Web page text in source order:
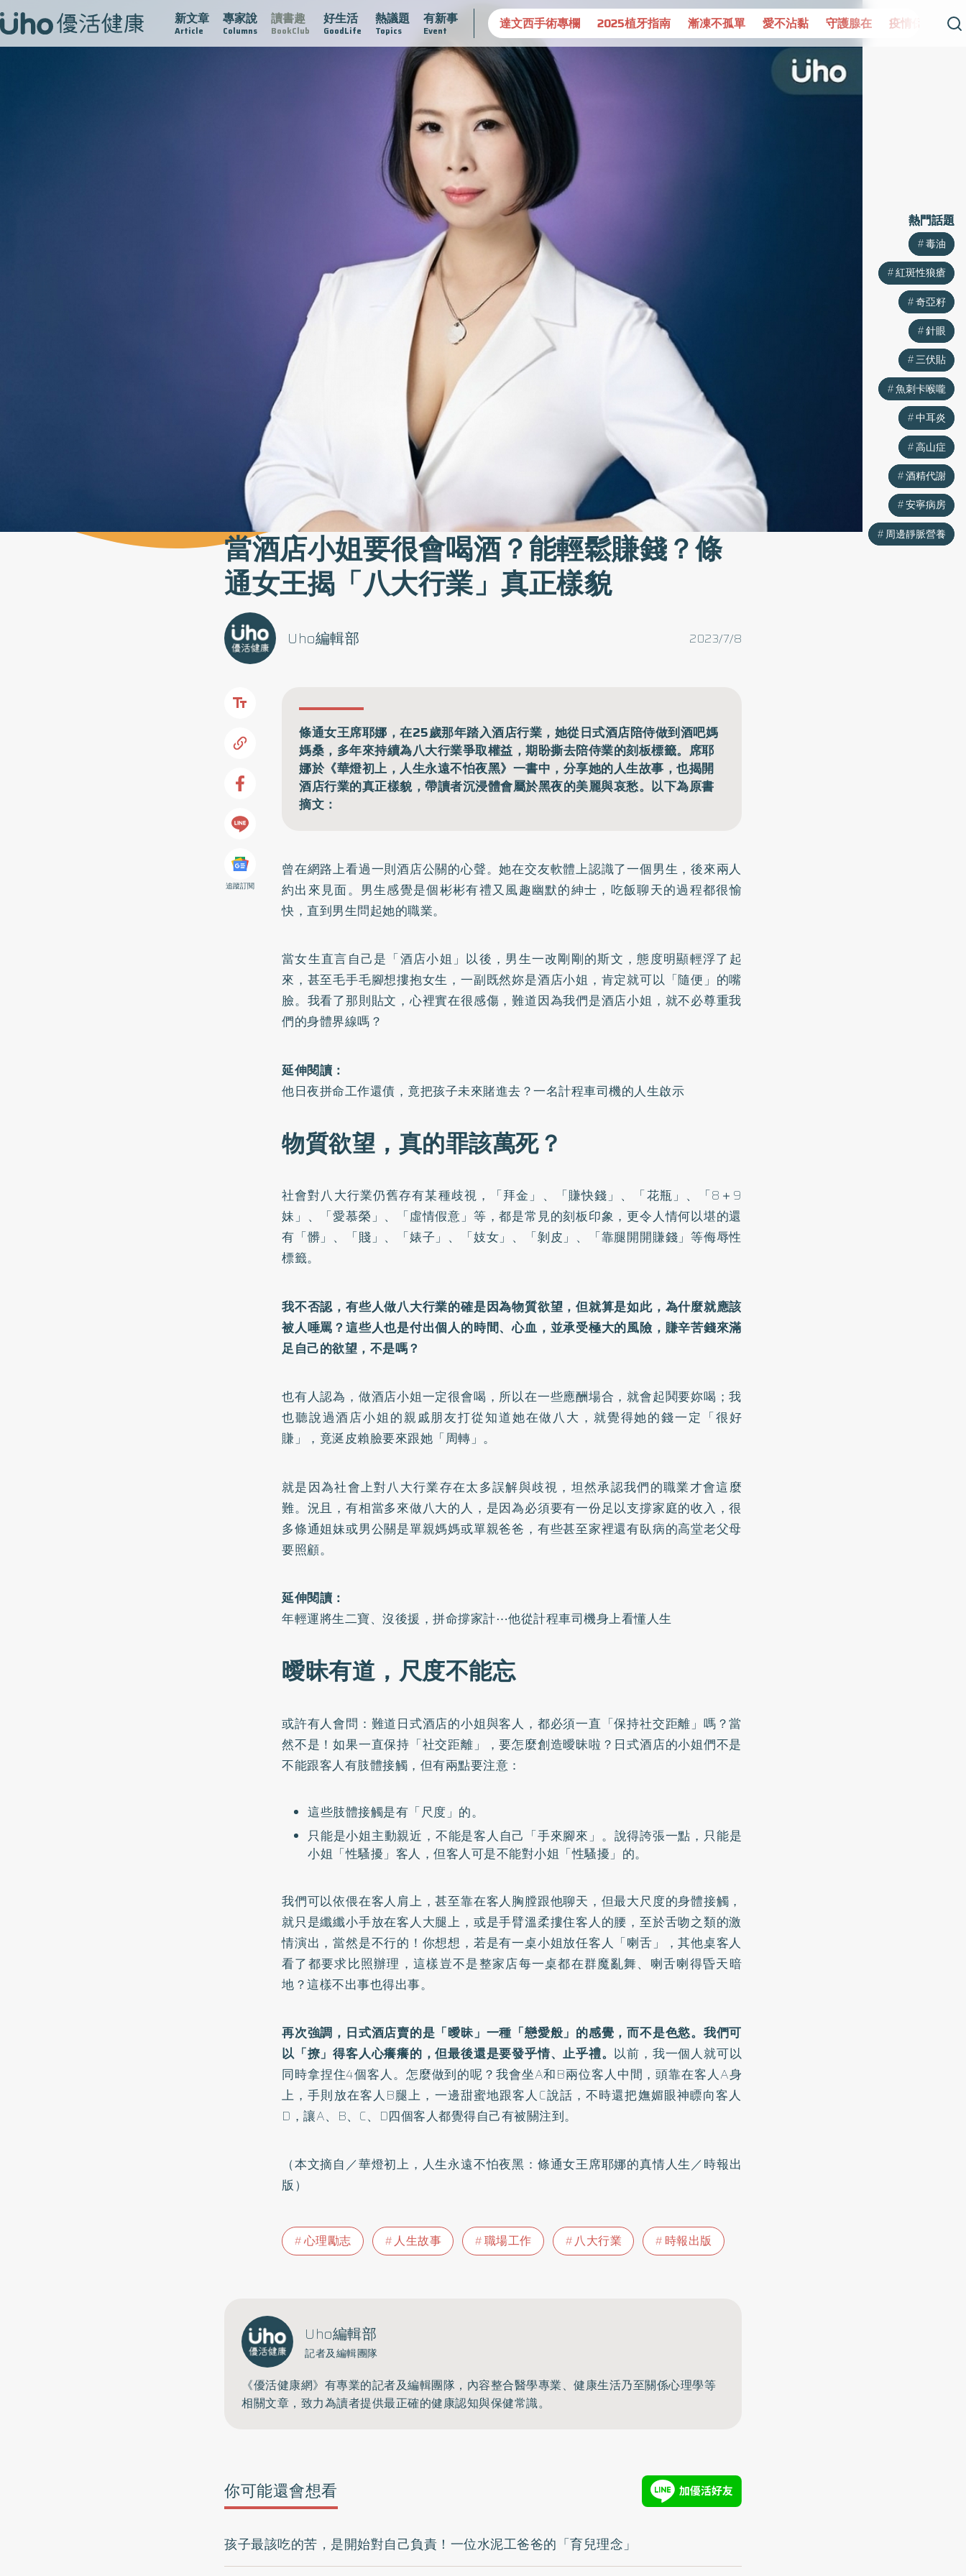
新文章
Article
專家說
Columns
讀書趣
BookClub
好生活
GoodLife
熱議題
Topics
有新事
Event
疫情保衛戰 再生醫學 愛的未來視 認識攝護腺肥大 守護骨骼健康 達文西手術專欄 2025植牙指南 漸凍不孤單 愛不沾黏 守護腺在 疫情保衛戰 再生醫學 愛的
當酒店小姐要很會喝酒？能輕鬆賺錢？條
通女王揭「八大行業」真正樣貌
2023/7/8
Uho編輯部
追蹤訂閱
條通女王席耶娜，在25歲那年踏入酒店行業，她從日式酒店陪侍做到酒吧媽
媽桑，多年來持續為八大行業爭取權益，期盼撕去陪侍業的刻板標籤。席耶
娜於《華燈初上，人生永遠不怕夜黑》一書中，分享她的人生故事，也揭開
酒店行業的真正樣貌，帶讀者沉浸體會屬於黑夜的美麗與哀愁。以下為原書
摘文：
曾在網路上看過一則酒店公關的心聲。她在交友軟體上認識了一個男生，後來兩人
約出來見面。男生感覺是個彬彬有禮又風趣幽默的紳士，吃飯聊天的過程都很愉
快，直到男生問起她的職業。
當女生直言自己是「酒店小姐」以後，男生一改剛剛的斯文，態度明顯輕浮了起
來，甚至毛手毛腳想摟抱女生，一副既然妳是酒店小姐，肯定就可以「隨便」的嘴
臉。我看了那則貼文，心裡實在很感傷，難道因為我們是酒店小姐，就不必尊重我
們的身體界線嗎？
延伸閱讀：
他日夜拼命工作還債，竟把孩子未來賭進去？一名計程車司機的人生啟示
物質欲望，真的罪該萬死？
社會對八大行業仍舊存有某種歧視，「拜金」、「賺快錢」、「花瓶」、「8＋9
妹」、「愛慕榮」、「虛情假意」等，都是常見的刻板印象，更令人情何以堪的還
有「髒」、「賤」、「婊子」、「妓女」、「剝皮」、「靠腿開開賺錢」等侮辱性
標籤。
我不否認，有些人做八大行業的確是因為物質欲望，但就算是如此，為什麼就應該
被人唾罵？這些人也是付出個人的時間、心血，並承受極大的風險，賺辛苦錢來滿
足自己的欲望，不是嗎？
也有人認為，做酒店小姐一定很會喝，所以在一些應酬場合，就會起鬨要妳喝；我
也聽說過酒店小姐的親戚朋友打從知道她在做八大，就覺得她的錢一定「很好
賺」，竟涎皮賴臉要來跟她「周轉」。
就是因為社會上對八大行業存在太多誤解與歧視，坦然承認我們的職業才會這麼
難。況且，有相當多來做八大的人，是因為必須要有一份足以支撐家庭的收入，很
多條通姐妹或男公關是單親媽媽或單親爸爸，有些甚至家裡還有臥病的高堂老父母
要照顧。
延伸閱讀：
年輕運將生二寶、沒後援，拼命撐家計⋯他從計程車司機身上看懂人生
曖昧有道，尺度不能忘
或許有人會問：難道日式酒店的小姐與客人，都必須一直「保持社交距離」嗎？當
然不是！如果一直保持「社交距離」，要怎麼創造曖昧啦？日式酒店的小姐們不是
不能跟客人有肢體接觸，但有兩點要注意：
這些肢體接觸是有「尺度」的。
只能是小姐主動親近，不能是客人自己「手來腳來」。說得誇張一點，只能是
小姐「性騷擾」客人，但客人可是不能對小姐「性騷擾」的。
我們可以依偎在客人肩上，甚至靠在客人胸膛跟他聊天，但最大尺度的身體接觸，
就只是纖纖小手放在客人大腿上，或是手臂溫柔摟住客人的腰，至於舌吻之類的激
情演出，當然是不行的！你想想，若是有一桌小姐放任客人「喇舌」，其他桌客人
看了都要求比照辦理，這樣豈不是整家店每一桌都在群魔亂舞、喇舌喇得昏天暗
地？這樣不出事也得出事。
再次強調，日式酒店賣的是「曖昧」一種「戀愛般」的感覺，而不是色慾。我們可
以「撩」得客人心癢癢的，但最後還是要發乎情、止乎禮。 以前，我一個人就可以
同時拿捏住4個客人。怎麼做到的呢？我會坐A和B兩位客人中間，頭靠在客人A身
上，手則放在客人B腿上，一邊甜蜜地跟客人C說話，不時還把嫵媚眼神瞟向客人
D，讓A、B、C、D四個客人都覺得自己有被關注到。
（本文摘自／華燈初上，人生永遠不怕夜黑：條通女王席耶娜的真情人生／時報出
版）
心理勵志 人生故事 職場工作 八大行業 時報出版
Uho編輯部
記者及編輯團隊
《優活健康網》有專業的記者及編輯團隊，內容整合醫學專業、健康生活乃至關係心理學等
相關文章，致力為讀者提供最正確的健康認知與保健常識。
你可能還會想看
孩子最該吃的苦，是開始對自己負責！一位水泥工爸爸的「育兒理念」
熱門話題
毒油
紅斑性狼瘡
奇亞籽
針眼
三伏貼
魚刺卡喉嚨
中耳炎
高山症
酒精代謝
安寧病房
周邊靜脈營養
熱門話題
毒油
紅斑性狼瘡
奇亞籽
針眼
三伏貼
魚刺卡喉嚨
中耳炎
高山症
酒精代謝
安寧病房
周邊靜脈營養